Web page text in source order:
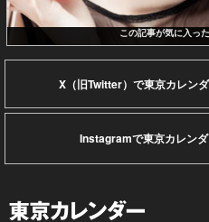
この記事が気に入っ
X（旧Twitter）で東京カレン
Instagramで東京カレン